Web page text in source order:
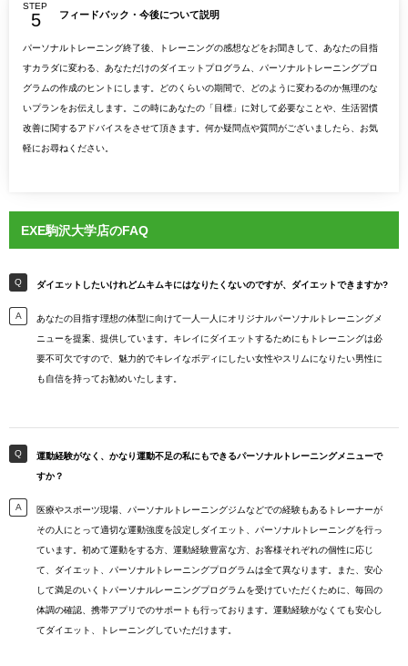
STEP
フィードバック・今後について説明
パーソナルトレーニング終了後、トレーニングの感想などをお聞きして、あなたの目指
すカラダに変わる、あなただけのダイエットプログラム、パーソナルトレーニングプロ
グラムの作成のヒントにします。どのくらいの期間で、どのように変わるのか無理のな
いプランをお伝えします。この時にあなたの「目標」に対して必要なことや、生活習慣
改善に関するアドバイスをさせて頂きます。何か疑問点や質問がございましたら、お気
軽にお尋ねください。
EXE駒沢大学店のFAQ
ダイエットしたいけれどムキムキにはなりたくないのですが、ダイエットできますか?
あなたの目指す理想の体型に向けて一人一人にオリジナルパーソナルトレーニングメ
ニューを提案、提供しています。キレイにダイエットするためにもトレーニングは必
要不可欠ですので、魅力的でキレイなボディにしたい女性やスリムになりたい男性に
も自信を持ってお勧めいたします。
運動経験がなく、かなり運動不足の私にもできるパーソナルトレーニングメニューで
すか？
医療やスポーツ現場、パーソナルトレーニングジムなどでの経験もあるトレーナーが
その人にとって適切な運動強度を設定しダイエット、パーソナルトレーニングを行っ
ています。初めて運動をする方、運動経験豊富な方、お客様それぞれの個性に応じ
て、ダイエット、パーソナルトレーニングプログラムは全て異なります。また、安心
して満足のいくトパーソナルレーニングプログラムを受けていただくために、毎回の
体調の確認、携帯アプリでのサポートも行っております。運動経験がなくても安心し
てダイエット、トレーニングしていただけます。